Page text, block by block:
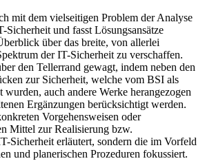
mit dem vielseitigen Problem der Analyse
und fasst Lösungsansätze
über das breite, von allerlei
der IT-Sicherheit zu verschaffen.
den Tellerrand gewagt, indem neben den
zur Sicherheit, welche vom BSI als
wurden, auch andere Werke herangezogen
Ergänzungen berücksichtigt werden.
Vorgehensweisen oder
Mittel zur Realisierung bzw.
Sicherheit erläutert, sondern die im Vorfeld
und planerischen Prozeduren fokussiert.